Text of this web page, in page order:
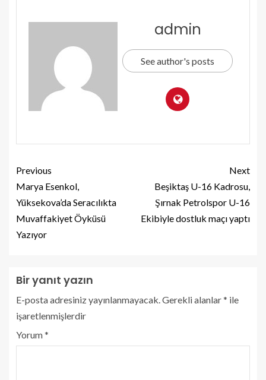
admin
See author's posts
Previous
Marya Esenkol,
Yüksekova’da Seracılıkta
Muvaffakiyet Öyküsü
Yazıyor
Next
Beşiktaş U-16 Kadrosu,
Şırnak Petrolspor U-16
Ekibiyle dostluk maçı yaptı
Bir yanıt yazın
E-posta adresiniz yayınlanmayacak. Gerekli alanlar* ile
işaretlenmişlerdir
Yorum*